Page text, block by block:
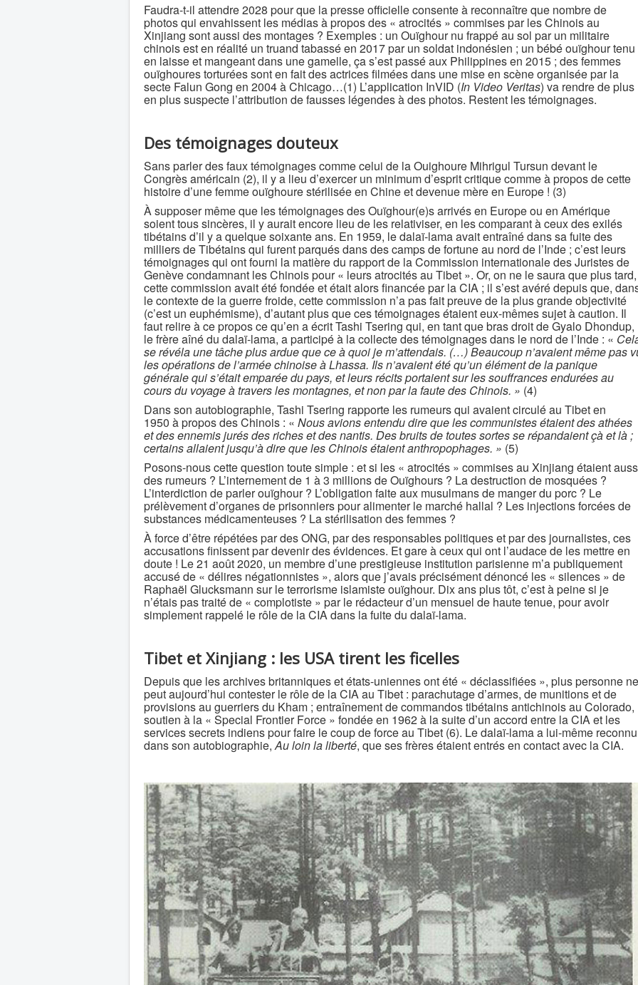
Faudra-t-il attendre 2028 pour que la presse officielle consente à reconnaître que nombre de
photos qui envahissent les médias à propos des « atrocités » commises par les Chinois au
Xinjiang sont aussi des montages ? Exemples : un Ouïghour nu frappé au sol par un militaire
chinois est en réalité un truand tabassé en 2017 par un soldat indonésien ; un bébé ouïghour tenu
en laisse et mangeant dans une gamelle, ça s’est passé aux Philippines en 2015 ; des femmes
ouïghoures torturées sont en fait des actrices filmées dans une mise en scène organisée par la
secte Falun Gong en 2004 à Chicago…(1) L’application InVID (In Video Veritas) va rendre de plus
en plus suspecte l’attribution de fausses légendes à des photos. Restent les témoignages.
Des témoignages douteux
Sans parler des faux témoignages comme celui de la Ouighoure Mihrigul Tursun devant le
Congrès américain (2), il y a lieu d’exercer un minimum d’esprit critique comme à propos de cette
histoire d’une femme ouïghoure stérilisée en Chine et devenue mère en Europe ! (3)
À supposer même que les témoignages des Ouïghour(e)s arrivés en Europe ou en Amérique
soient tous sincères, il y aurait encore lieu de les relativiser, en les comparant à ceux des exilés
tibétains d’il y a quelque soixante ans. En 1959, le dalaï-lama avait entraîné dans sa fuite des
milliers de Tibétains qui furent parqués dans des camps de fortune au nord de l’Inde ; c’est leurs
témoignages qui ont fourni la matière du rapport de la Commission internationale des Juristes de
Genève condamnant les Chinois pour « leurs atrocités au Tibet ». Or, on ne le saura que plus tard,
cette commission avait été fondée et était alors financée par la CIA ; il s’est avéré depuis que,
le contexte de la guerre froide, cette commission n’a pas fait preuve de la plus grande objectivité
(c’est un euphémisme), d’autant plus que ces témoignages étaient eux-mêmes sujet à caution. Il
faut relire à ce propos ce qu’en a écrit Tashi Tsering qui, en tant que bras droit de Gyalo Dhondup,
le frère aîné du dalaï-lama, a participé à la collecte des témoignages dans le nord de l’Inde : «
se révéla une tâche plus ardue que ce à quoi je m’attendais. (…) Beaucoup n’avaient même pas
les opérations de l’armée chinoise à Lhassa. Ils n’avaient été qu’un élément de la panique
générale qui s’était emparée du pays, et leurs récits portaient sur les souffrances endurées au
cours du voyage à travers les montagnes, et non par la faute des Chinois. » (4)
Dans son autobiographie, Tashi Tsering rapporte les rumeurs qui avaient circulé au Tibet en
1950 à propos des Chinois : « Nous avions entendu dire que les communistes étaient des athées
et des ennemis jurés des riches et des nantis. Des bruits de toutes sortes se répandaient çà et là ;
certains allaient jusqu’à dire que les Chinois étaient anthropophages. » (5)
Posons-nous cette question toute simple : et si les « atrocités » commises au Xinjiang étaient
des rumeurs ? L’internement de 1 à 3 millions de Ouïghours ? La destruction de mosquées ?
L’interdiction de parler ouïghour ? L’obligation faite aux musulmans de manger du porc ? Le
prélèvement d’organes de prisonniers pour alimenter le marché hallal ? Les injections forcées de
substances médicamenteuses ? La stérilisation des femmes ?
À force d’être répétées par des ONG, par des responsables politiques et par des journalistes, ces
accusations finissent par devenir des évidences. Et gare à ceux qui ont l’audace de les mettre en
doute ! Le 21 août 2020, un membre d’une prestigieuse institution parisienne m’a publiquement
accusé de « délires négationnistes », alors que j’avais précisément dénoncé les « silences » de
Raphaël Glucksmann sur le terrorisme islamiste ouïghour. Dix ans plus tôt, c’est à peine si je
n’étais pas traité de « complotiste » par le rédacteur d’un mensuel de haute tenue, pour avoir
simplement rappelé le rôle de la CIA dans la fuite du dalaï-lama.
Tibet et Xinjiang : les USA tirent les ficelles
Depuis que les archives britanniques et états-uniennes ont été « déclassifiées », plus personne ne
peut aujourd’hui contester le rôle de la CIA au Tibet : parachutage d’armes, de munitions et de
provisions au guerriers du Kham ; entraînement de commandos tibétains antichinois au Colorado,
soutien à la « Special Frontier Force » fondée en 1962 à la suite d’un accord entre la CIA et les
services secrets indiens pour faire le coup de force au Tibet (6). Le dalaï-lama a lui-même reconnu
dans son autobiographie,Au loin la liberté, que ses frères étaient entrés en contact avec la CIA.